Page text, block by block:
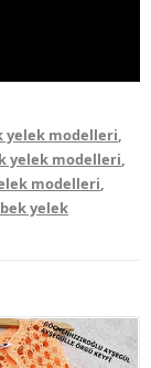
yelek modelleri,
yelek modelleri,
modelleri,
yelek